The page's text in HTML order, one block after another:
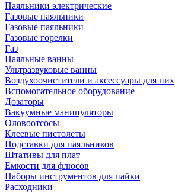
Паяльники электрические
Газовые паяльники
Газовые паяльники
Газовые горелки
Газ
Паяльные ванны
Ультразвуковые ванны
Воздухоочистители и аксессуары для них
Вспомогательное оборудование
Дозаторы
Вакуумные манипуляторы
Оловоотсосы
Клеевые пистолеты
Подставки для паяльников
Штативы для плат
Емкости для флюсов
Наборы инструментов для пайки
Расходники